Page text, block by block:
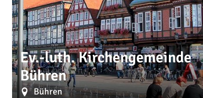
Ev.-luth. Kirchengemeinde
Bühren
Bühren